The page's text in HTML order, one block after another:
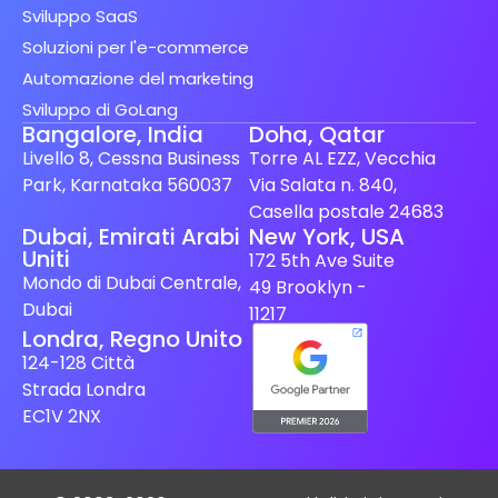
Sviluppo SaaS
Soluzioni per l'e-commerce
Automazione del marketing
Sviluppo di GoLang
Bangalore, India
Livello 8, Cessna Business
Park, Karnataka 560037
Doha, Qatar
Torre AL EZZ, Vecchia
Via Salata n. 840,
Casella postale 24683
Dubai, Emirati Arabi
Uniti
Mondo di Dubai Centrale,
Dubai
New York, USA
172 5th Ave Suite
49 Brooklyn -
11217
Londra, Regno Unito
124-128 Città
Strada Londra
EC1V 2NXGerman
Japanese
Dutch
Spanish (Spain)